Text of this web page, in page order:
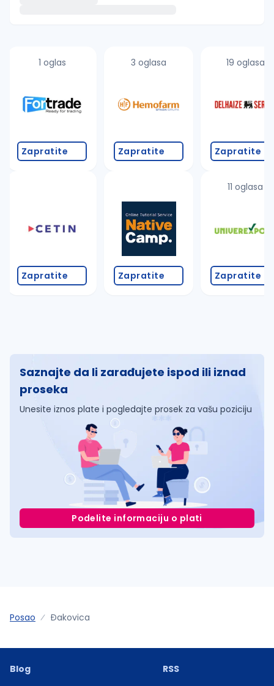
proverite pravopisne greške (koristite č, ć, š, đ,
promenite odabrane filtere pretrage
1 oglas
Zapratite
Zapratite
3 oglasa
Zapratite
Zapratite
19 oglasa
Zapratite
11 oglasa
Zapratite
Saznajte da li zarađujete ispod ili iznad
proseka
Unesite iznos plate i pogledajte prosek za vašu poziciju
Podelite informaciju o plati
Posao Ðakovica
Blog
RSS